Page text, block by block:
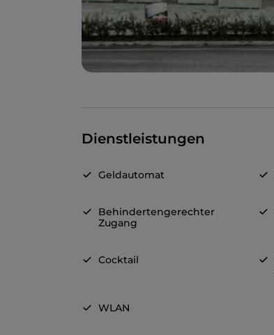
Dienstleistungen
Geldautomat
Behindertengerechter
Zugang
Cocktail
WLAN